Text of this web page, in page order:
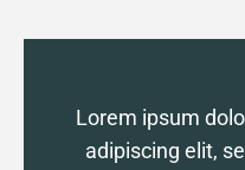
Lorem ipsum
adipiscing elit,